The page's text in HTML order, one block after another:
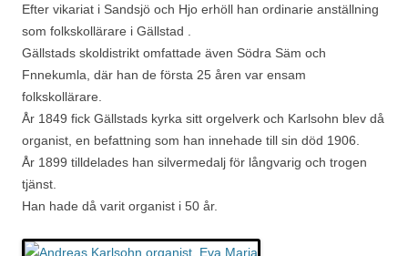
Efter vikariat i Sandsjö och Hjo erhöll han ordinarie anställning
som folkskollärare i Gällstad .
Gällstads skoldistrikt omfattade även Södra Säm och
Fnnekumla, där han de första 25 åren var ensam
folkskollärare.
År 1849 fick Gällstads kyrka sitt orgelverk och Karlsohn blev då
organist, en befattning som han innehade till sin död 1906.
År 1899 tilldelades han silvermedalj för långvarig och trogen
tjänst.
Han hade då varit organist i 50 år.